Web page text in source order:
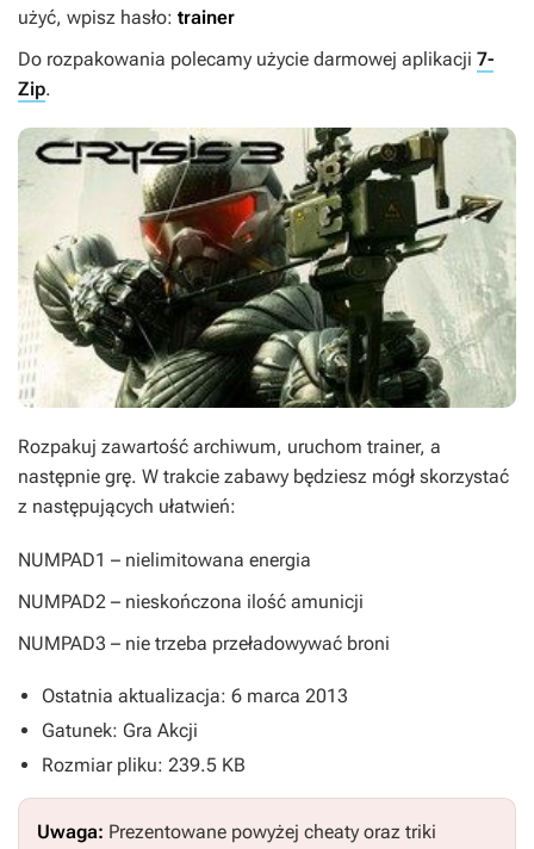
użyć, wpisz hasło: trainer
Do rozpakowania polecamy użycie darmowej aplikacji 7-
Zip.
Rozpakuj zawartość archiwum, uruchom trainer, a
następnie grę. W trakcie zabawy będziesz mógł skorzystać
z następujących ułatwień:
NUMPAD1 – nielimitowana energia
NUMPAD2 – nieskończona ilość amunicji
NUMPAD3 – nie trzeba przeładowywać broni
Ostatnia aktualizacja: 6 marca 2013
Gatunek: Gra Akcji
Rozmiar pliku: 239.5 KB
Uwaga: Prezentowane powyżej cheaty oraz triki